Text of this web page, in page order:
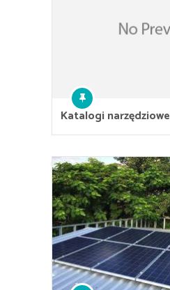
Katalogi narzędziowe